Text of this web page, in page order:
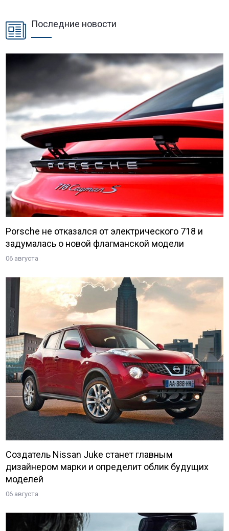
Последние новости
Porsche не отказался от электрического 718 и
задумалась о новой флагманской модели
06 августа
Создатель Nissan Juke станет главным
дизайнером марки и определит облик будущих
моделей
06 августа